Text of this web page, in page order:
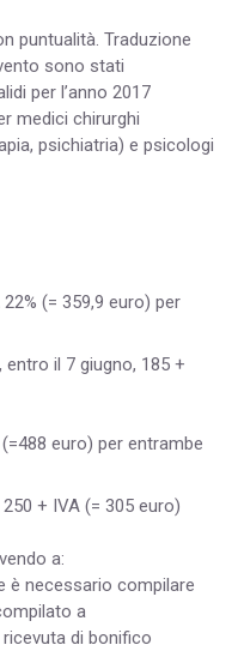
puntualità. Traduzione
sono stati
per l’anno 2017
medici chirurghi
psichiatria) e psicologi
(= 359,9 euro) per
il 7 giugno, 185 +
euro) per entrambe
+ IVA (= 305 euro)
a:
è necessario compilare
a
di bonifico